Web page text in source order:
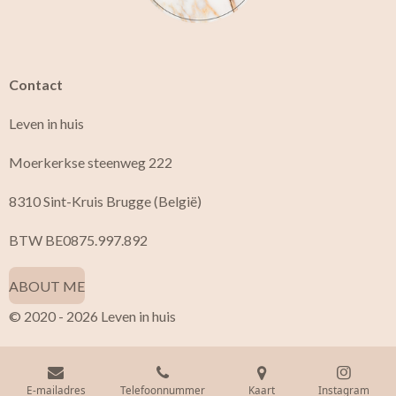
Contact
Leven in huis
Moerkerkse steenweg 222
8310 Sint-Kruis Brugge (België)
BTW BE0875.997.892
ABOUT ME
© 2020 - 2026 Leven in huis
E-mailadres Telefoonnummer Kaart Instagram